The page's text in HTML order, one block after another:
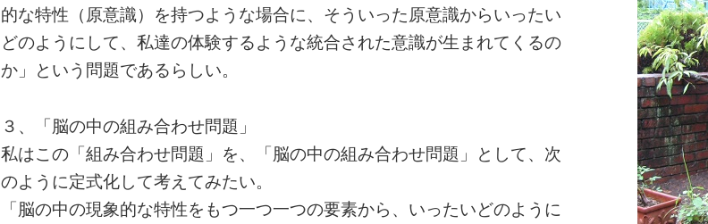
的な特性（原意識）を持つような場合に、そういった原意識からいったい
どのようにして、私達の体験するような統合された意識が生まれてくるの
か」という問題であるらしい。
３、「脳の中の組み合わせ問題」
私はこの「組み合わせ問題」を、「脳の中の組み合わせ問題」として、次
のように定式化して考えてみたい。
「脳の中の現象的な特性をもつ一つ一つの要素から、いったいどのように